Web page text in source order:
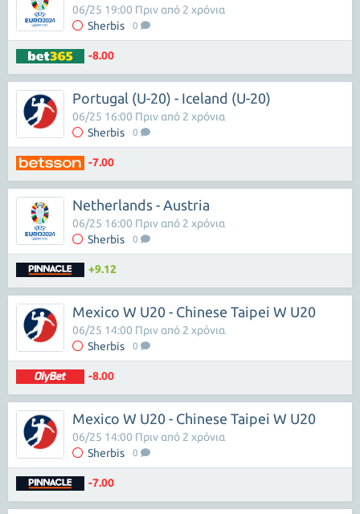
Sherbis 0
06/25 19:00 Πριν από 2 χρόνια
-8.00
Portugal (U-20) - Iceland (U-20)
Sherbis 0
06/25 16:00 Πριν από 2 χρόνια
-7.00
Netherlands - Austria
Sherbis 0
06/25 16:00 Πριν από 2 χρόνια
+9.12
Mexico W U20 - Chinese Taipei W U20
Sherbis 0
06/25 14:00 Πριν από 2 χρόνια
-8.00
Mexico W U20 - Chinese Taipei W U20
Sherbis 0
06/25 14:00 Πριν από 2 χρόνια
-7.00